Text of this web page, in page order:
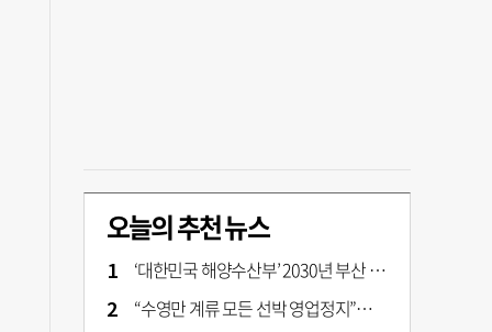
오늘의 추천 뉴스
‘대한민국 해양수산부’ 2030년 부산 북항시대 연다
“수영만 계류 모든 선박 영업정지”… 재개발 속도전